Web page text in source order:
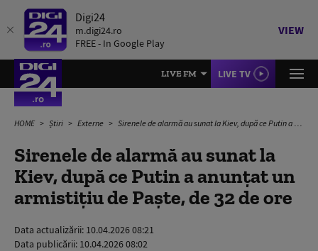
Digi24
m.digi24.ro
FREE - In Google Play
VIEW
LIVE FM LIVE TV
HOME Știri Externe Sirenele de alarmă au sunat la Kiev, după ce Putin a anunțat un armistițiu de Paște, de 32 de ore
Sirenele de alarmă au sunat la
Kiev, după ce Putin a anunțat un
armistițiu de Paște, de 32 de ore
Data actualizării: 10.04.2026 08:21
Data publicării: 10.04.2026 08:02